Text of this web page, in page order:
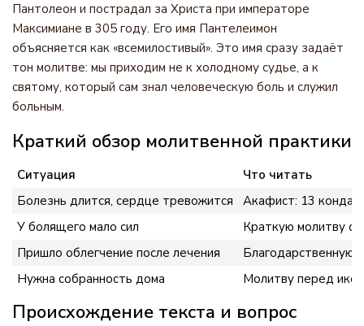
Пантолеон и пострадал за Христа при императоре
Максимиане в 305 году. Его имя Пантелеимон
объясняется как «всемилостивый». Это имя сразу задаёт
тон молитве: мы приходим не к холодному судье, а к
святому, который сам знал человеческую боль и служил
больным.
Краткий обзор молитвенной практики
Ситуация
Что читать
Болезнь длится, сердце тревожится
Акафист: 13
У болящего мало сил
Краткую молитву о
Пришло облегчение после лечения
Благодарственную
Нужна собранность дома
Молитву перед
Происхождение текста и вопрос